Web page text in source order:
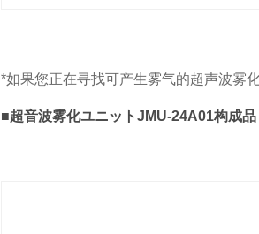
*如果您正在寻找可产生雾气的超声波雾
■超音波雾化ユニットJMU-24A01构成品